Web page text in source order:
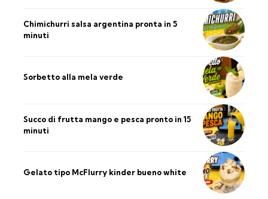
Chimichurri salsa argentina pronta in 5
minuti
Sorbetto alla mela verde
Succo di frutta mango e pesca pronto in 15
minuti
Gelato tipo McFlurry kinder bueno white